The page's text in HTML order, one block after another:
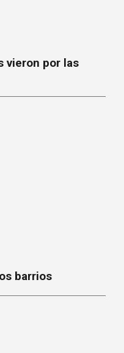
vieron por las
barrios